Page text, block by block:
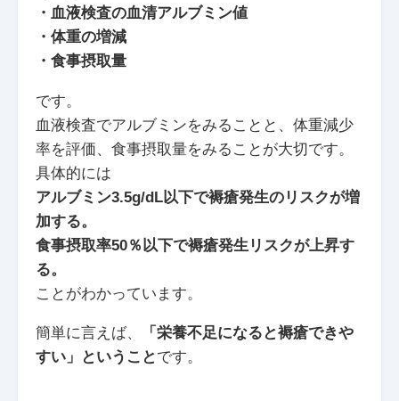
・血液検査の血清アルブミン値
・体重の増減
・食事摂取量
です。
血液検査でアルブミンをみることと、体重減少
率を評価、食事摂取量をみることが大切です。
具体的には
アルブミン3.5g/dL以下で褥瘡発生のリスクが増
加する。
食事摂取率50％以下で褥瘡発生リスクが上昇す
る。
ことがわかっています。
簡単に言えば、
「栄養不足になると褥瘡できや
すい」ということです。